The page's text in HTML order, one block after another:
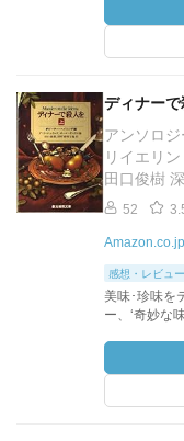
ディナー
アンソロ
リイエリ
田口俊樹
52
感想・レビュー
美味･珍味を
ー、‘奇妙な